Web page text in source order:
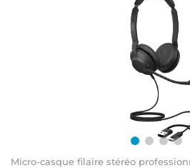
Micro-casque filaire stéréo